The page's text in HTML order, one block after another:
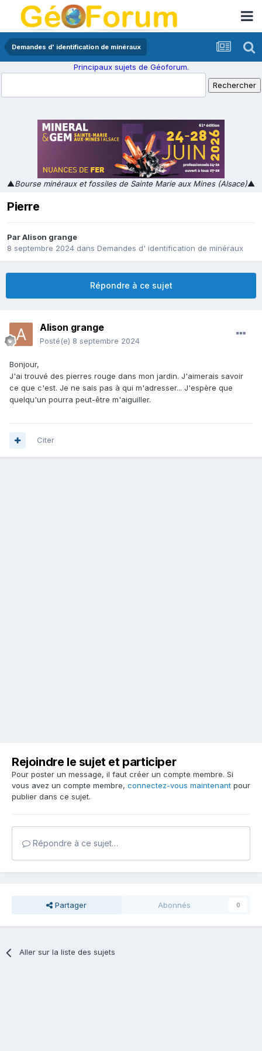
Demandes d' identification de minéraux
Principaux sujets de Géoforum.
▲Bourse minéraux et fossiles de Sainte Marie aux Mines (Alsace)▲
Pierre
ParAlison grange
8 septembre 2024 dans Demandes d' identification de minéraux
Répondre à ce sujet
Alison grange
Posté(e) 8 septembre 2024
Bonjour,
J'ai trouvé des pierres rouge dans mon jardin. J'aimerais savoir
ce que c'est. Je ne sais pas à qui m'adresser... J'espère que
quelqu'un pourra peut-être m'aiguiller.
Citer
Rejoindre le sujet et participer
Pour poster un message, il faut créer un compte membre. Si
vous avez un compte membre, connectez-vous maintenant pour
publier dans ce sujet.
Répondre à ce sujet…
Partager Abonnés 0
Aller sur la liste des sujets